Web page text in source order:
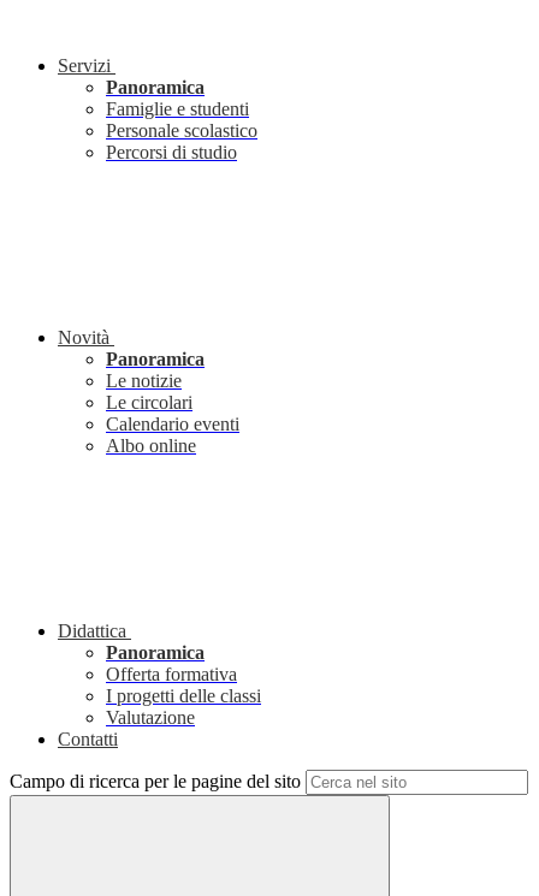
Servizi
Panoramica
Famiglie e studenti
Personale scolastico
Percorsi di studio
Novità
Panoramica
Le notizie
Le circolari
Calendario eventi
Albo online
Didattica
Panoramica
Offerta formativa
I progetti delle classi
Valutazione
Contatti
Campo di ricerca per le pagine del sito